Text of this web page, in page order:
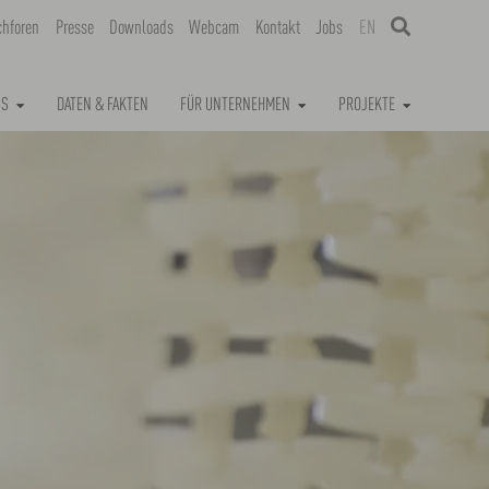
DATEN & FAKTEN FÜR UNTERNEHMEN PROJEKTE
Presse Downloads Webcam Kontakt Jobs EN